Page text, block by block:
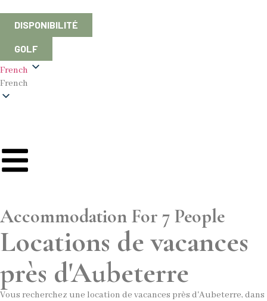
DISPONIBILITÉ
GOLF
French
French
Accommodation For 7 People
Locations de vacances
près d'Aubeterre
Vous recherchez une location de vacances près d'Aubeterre, dans